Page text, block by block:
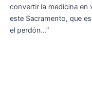
convertir la medicina en
este Sacramento, que
el perdón…”